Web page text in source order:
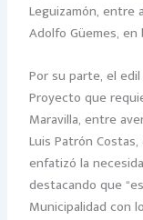
Leguizamón, entre
Adolfo Güemes,
Por su parte, el
Proyecto que
Maravilla, entre
Luis Patrón
enfatizó la
destacando que
Municipalidad con